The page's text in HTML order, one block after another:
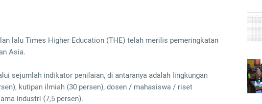
lalu Times Higher Education (THE) telah merilis pemeringkatan
Asia.
sejumlah indikator penilaian, di antaranya adalah lingkungan
kutipan ilmiah (30 persen), dosen / mahasiswa / riset
industri (7,5 persen).